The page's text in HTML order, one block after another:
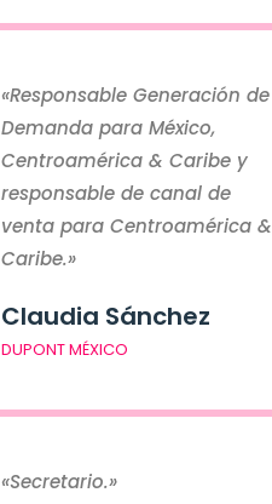
«Responsable Generación de
Demanda para México,
Centroamérica & Caribe y
responsable de canal de
venta para Centroamérica &
Caribe.»
Claudia Sánchez
DUPONT MÉXICO
«Secretario.»